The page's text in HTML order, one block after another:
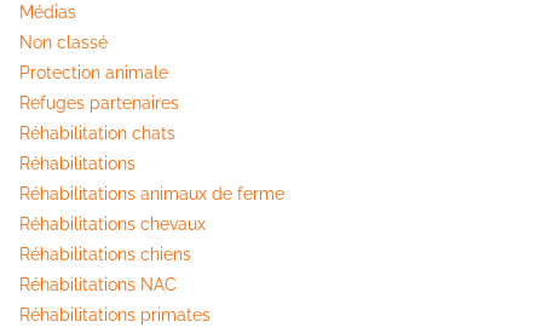
Médias
Non classé
Protection animale
Refuges partenaires
Réhabilitation chats
Réhabilitations
Réhabilitations animaux de ferme
Réhabilitations chevaux
Réhabilitations chiens
Réhabilitations NAC
Réhabilitations primates